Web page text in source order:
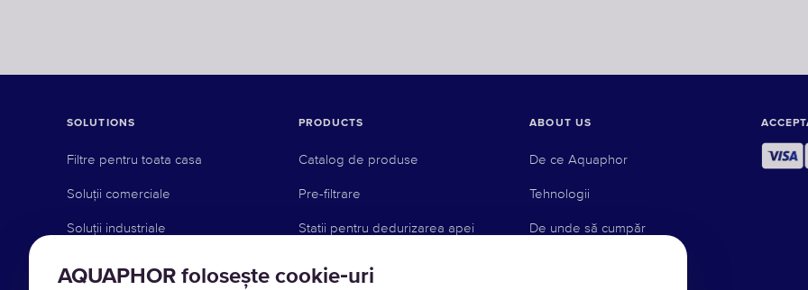
AQUAPHOR folosește cookie‑uri
SOLUTIONS
Filtre pentru toata casa
Soluții comerciale
Soluții industriale
PRODUCTS
Catalog de produse
Pre-filtrare
Statii pentru dedurizarea apei
ABOUT US
De ce Aquaphor
Tehnologii
De unde să cumpăr